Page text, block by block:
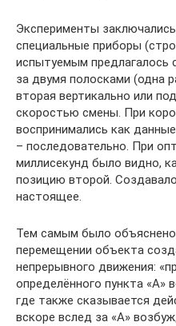
Эксперименты
специальные приборы
испытуемым предлагалось
за двумя полосками (одна
вторая вертикально или
скоростью смены. При
воспринимались как
– последовательно. При
миллисекунд было видно,
позицию второй.
настоящее.
Тем самым было
перемещении объекта
непрерывного движения:
определённого пункта «А»
где также сказывается
вскоре вслед за «А»